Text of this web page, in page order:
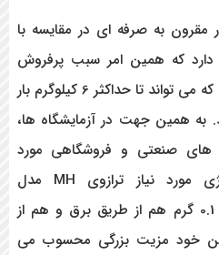
مقرون به صرفه ای در مقایسه با
دارد که همین امر سبب پرفروش
بودن آن گردیده است. ترازویی که می تواند تا حداکثر 6 کیلوگرم بار
به همین جهت در آزمایشگاه ها،
صنعتی و فروشگاهی مورد
مورد نیاز ترازوی MH
مدل
هم از طریق برق و هم از
خود مزیت بزرگی محسوب می